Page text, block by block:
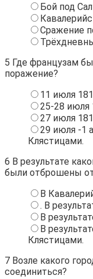
Бой под
Сражение
5 Где французам
поражение?
11 июля
25-28 июля
27 июля
29 июля -1
Клястицами.
6 В результате
были отброшены
В
. В
В
В
Клястицами.
7 Возле какого
соединиться?